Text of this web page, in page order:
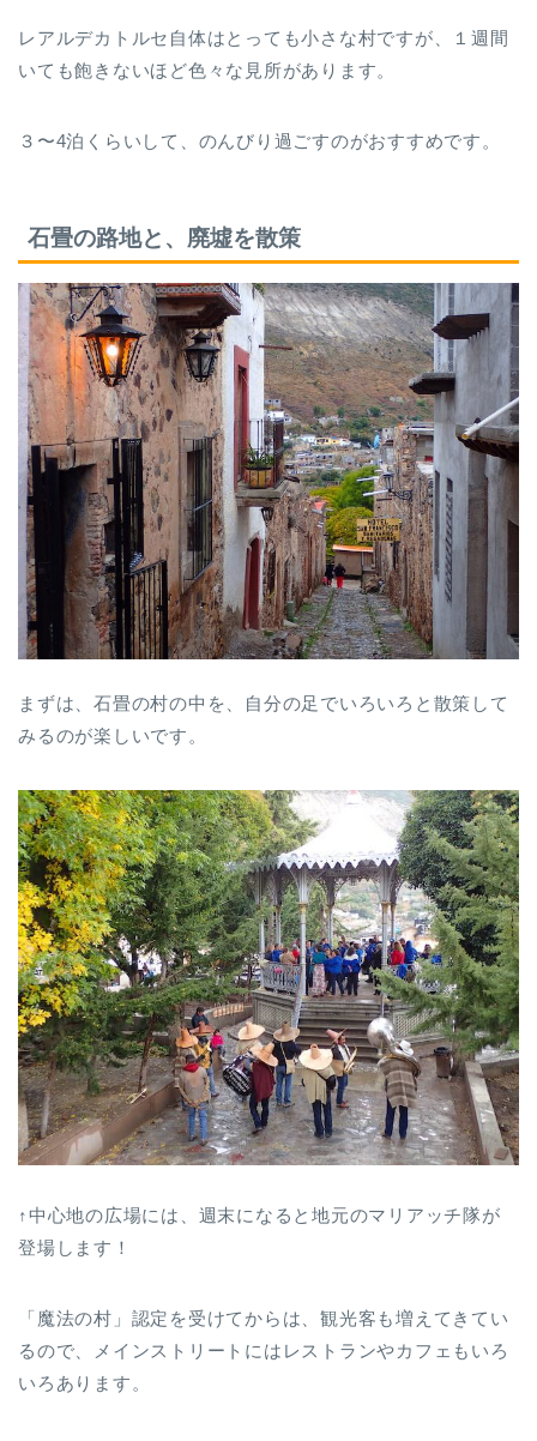
レアルデカトルセ自体はとっても小さな村ですが、１週間
いても飽きないほど色々な見所があります。
３〜4泊くらいして、のんびり過ごすのがおすすめです。
石畳の路地と、廃墟を散策
まずは、石畳の村の中を、自分の足でいろいろと散策して
みるのが楽しいです。
↑中心地の広場には、週末になると地元のマリアッチ隊が
登場します！
「魔法の村」認定を受けてからは、観光客も増えてきてい
るので、メインストリートにはレストランやカフェもいろ
いろあります。